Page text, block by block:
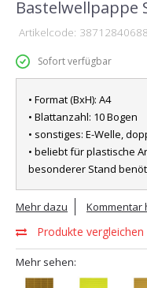
Bastelwellpappe
Artikelcode:
Sofort verfügbar
• Format (BxH): A4
• Blattanzahl: 10 Bogen
• sonstiges: E-Welle,
• beliebt für plastische
besonderer Stand
Mehr dazu Kommentar
Produkte vergleichen
Mehr sehen: